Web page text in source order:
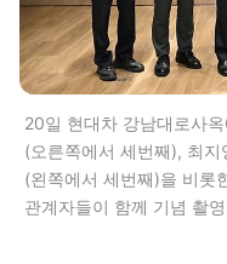
20일 현대차 강남대로사
(오른쪽에서 세번째), 최
(왼쪽에서 세번째)을 비롯
관계자들이 함께 기념 촬